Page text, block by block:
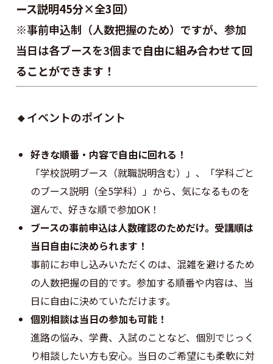
ース説明45分×全3回）
※事前申込制（人数把握のため）ですが、参加
当日は各ブースを3個まで自由に組み合わせて回
ることができます！
🔸イベントのポイント
好きな順番・内容で自由に回れる！
「学校説明ブース（就職説明含む）」、「学科ごと
のブース説明（全5学科）」から、気になるものを
選んで、好きな順で参加OK！
ブースの事前申込は人数確認のためだけ。受講順は
当日自由に決められます！
事前にお申し込みいただくのは、混雑を避けるため
の人数把握の目的です。参加する順番や内容は、当
日に自由に決めていただけます。
個別相談は当日の参加も可能！
進路の悩み、学費、入試のことなど、個別でじっく
り相談したい方も安心。当日のご希望にも柔軟に対